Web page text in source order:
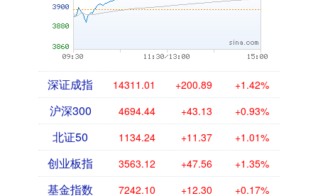
深证成指 14311.01 +200.89 +1.42%
沪深300 4694.44 +43.13 +0.93%
北证50 1134.24 +11.37 +1.01%
创业板指 3563.12 +47.56 +1.35%
基金指数 7242.10 +12.30 +0.17%